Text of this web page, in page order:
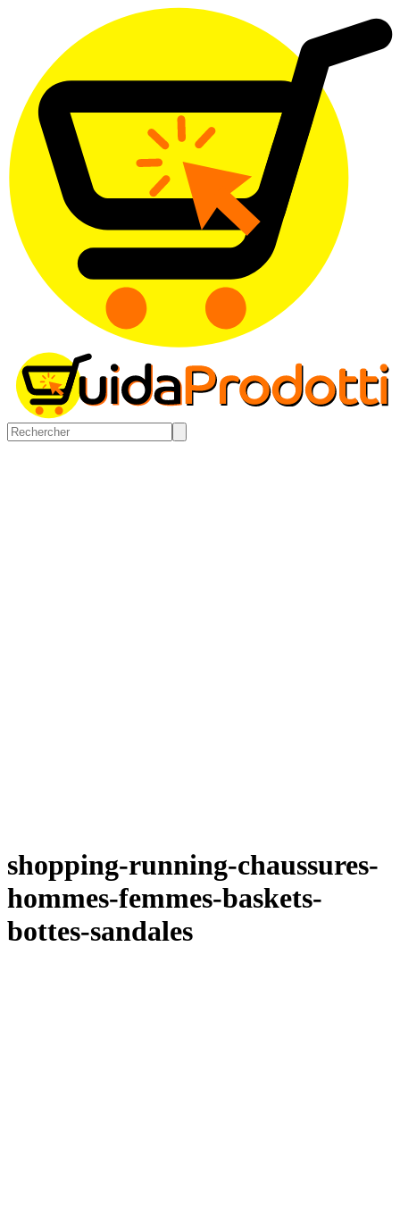
shopping-running-chaussures-
hommes-femmes-baskets-
bottes-sandales